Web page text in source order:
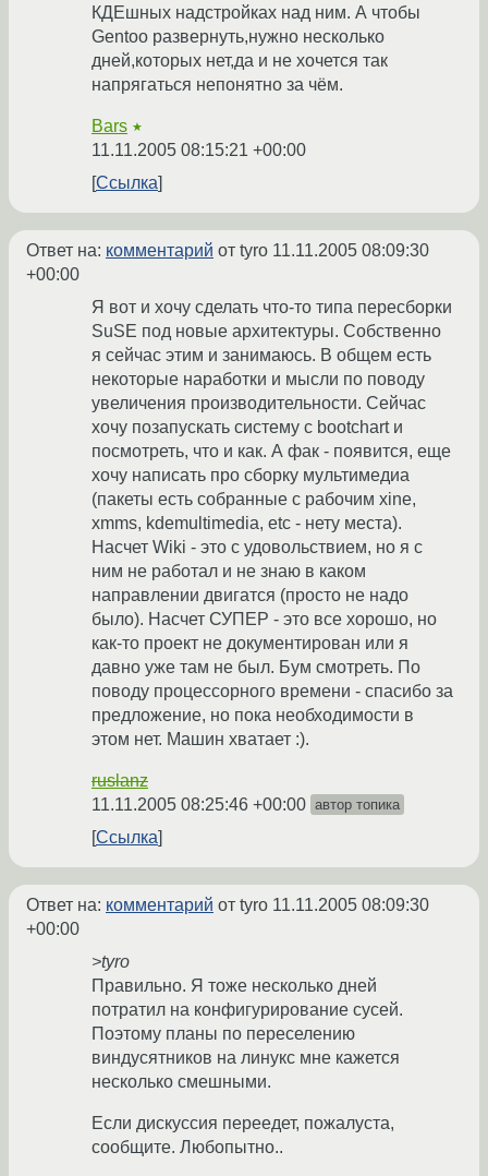
КДЕшных надстройках над ним. А чтобы
Gentoo развернуть,нужно несколько
дней,которых нет,да и не хочется так
напрягаться непонятно за чём.
Bars ★
11.11.2005 08:15:21 +00:00
Ссылка
Ответ на: комментарий от tyro 11.11.2005 08:09:30
+00:00
Я вот и хочу сделать что-то типа пересборки
SuSE под новые архитектуры. Собственно
я сейчас этим и занимаюсь. В общем есть
некоторые наработки и мысли по поводу
увеличения производительности. Сейчас
хочу позапускать систему с bootchart и
посмотреть, что и как. А фак - появится, еще
хочу написать про сборку мультимедиа
(пакеты есть собранные с рабочим xine,
xmms, kdemultimedia, etc - нету места).
Насчет Wiki - это с удовольствием, но я с
ним не работал и не знаю в каком
направлении двигатся (просто не надо
было). Насчет СУПЕР - это все хорошо, но
как-то проект не документирован или я
давно уже там не был. Бум смотреть. По
поводу процессорного времени - спасибо за
предложение, но пока необходимости в
этом нет. Машин хватает :).
ruslanz
11.11.2005 08:25:46 +00:00 автор топика
Ссылка
Ответ на: комментарий от tyro 11.11.2005 08:09:30
+00:00
>tyro
Правильно. Я тоже несколько дней
потратил на конфигурирование сусей.
Поэтому планы по переселению
виндусятников на линукс мне кажется
несколько смешными.
Если дискуссия переедет, пожалуста,
сообщите. Любопытно..